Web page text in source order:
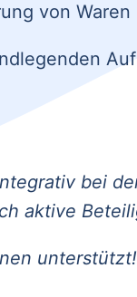
von Waren
bei
aktive
unterstützt!